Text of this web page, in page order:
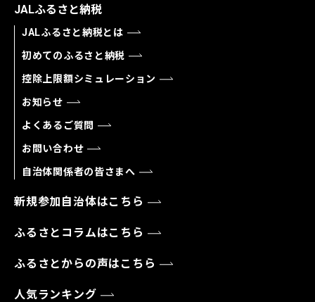
JALふるさと納税
JALふるさと納税とは
初めてのふるさと納税
控除上限額シミュレーション
お知らせ
よくあるご質問
お問い合わせ
自治体関係者の皆さまへ
新規参加自治体はこちら
ふるさとコラムはこちら
ふるさとからの声はこちら
人気ランキング